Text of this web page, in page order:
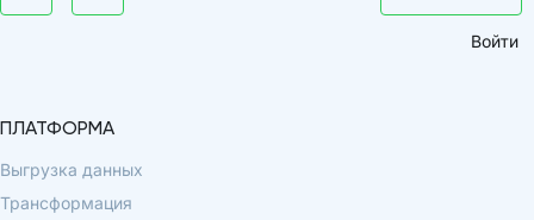
Войти
ПЛАТФОРМА
Выгрузка данных
Трансформация